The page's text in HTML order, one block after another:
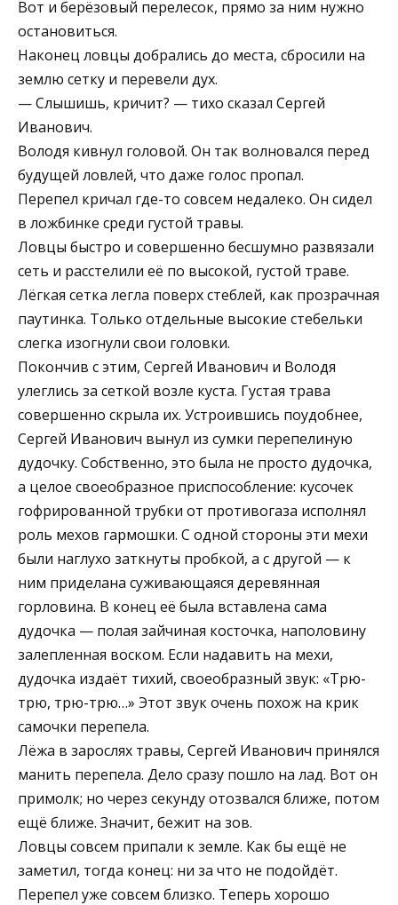
Вот и берёзовый перелесок, прямо за ним нужно
остановиться.
Наконец ловцы добрались до места, сбросили на
землю сетку и перевели дух.
— Слышишь, кричит? — тихо сказал Сергей
Иванович.
Володя кивнул головой. Он так волновался перед
будущей ловлей, что даже голос пропал.
Перепел кричал где-то совсем недалеко. Он сидел
в ложбинке среди густой травы.
Ловцы быстро и совершенно бесшумно развязали
сеть и расстелили её по высокой, густой траве.
Лёгкая сетка легла поверх стеблей, как прозрачная
паутинка. Только отдельные высокие стебельки
слегка изогнули свои головки.
Покончив с этим, Сергей Иванович и Володя
улеглись за сеткой возле куста. Густая трава
совершенно скрыла их. Устроившись поудобнее,
Сергей Иванович вынул из сумки перепелиную
дудочку. Собственно, это была не просто дудочка,
а целое своеобразное приспособление: кусочек
гофрированной трубки от противогаза исполнял
роль мехов гармошки. С одной стороны эти мехи
были наглухо заткнуты пробкой, а с другой — к
ним приделана суживающаяся деревянная
горловина. В конец её была вставлена сама
дудочка — полая зайчиная косточка, наполовину
залепленная воском. Если надавить на мехи,
дудочка издаёт тихий, своеобразный звук: «Трю-
трю, трю-трю…» Этот звук очень похож на крик
самочки перепела.
Лёжа в зарослях травы, Сергей Иванович принялся
манить перепела. Дело сразу пошло на лад. Вот он
примолк; но через секунду отозвался ближе, потом
ещё ближе. Значит, бежит на зов.
Ловцы совсем припали к земле. Как бы ещё не
заметил, тогда конец: ни за что не подойдёт.
Перепел уже совсем близко. Теперь хорошо